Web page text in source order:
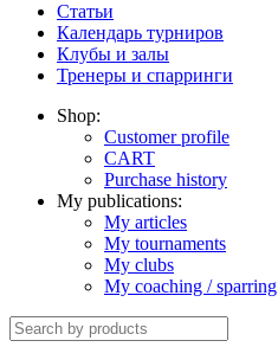
Статьи
Календарь турниров
Клубы и залы
Тренеры и спарринги
Shop:
Customer profile
CART
Purchase history
My publications:
My articles
My tournaments
My clubs
My coaching / sparring